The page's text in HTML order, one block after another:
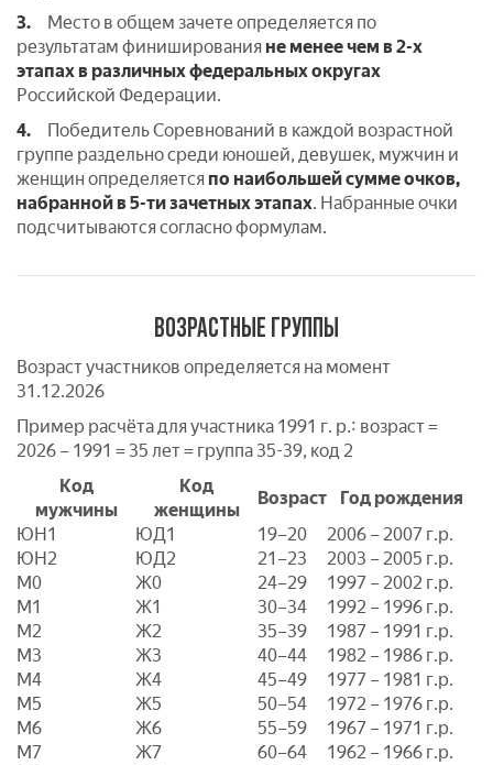
3. Место в общем зачете определяется по
результатам финиширования не менее чем в 2-х
этапах в различных федеральных округах
Российской Федерации.
4.
Победитель Соревнований в каждой возрастной
группе раздельно среди юношей, девушек, мужчин и
женщин определяется по наибольшей сумме очков,
набранной в 5-ти зачетных этапах. Набранные очки
подсчитываются согласно формулам.
ВОЗРАСТНЫЕ ГРУППЫ
Возраст участников определяется на момент
31.12.2026
Пример расчёта для участника 1991 г. р.: возраст =
2026 – 1991 = 35 лет = группа 35-39, код 2
Код
мужчины
Код
женщины
Возраст
Год рождения
ЮН1
ЮД1 19–20
2006 – 2007 г.р.
ЮН2
ЮД2 21–23
2003 – 2005 г.р.
M0
Ж0 24–29
1997 – 2002 г.р.
M1
Ж1 30–34
1992 – 1996 г.р.
M2
Ж2 35–39
1987 – 1991 г.р.
M3
Ж3 40–44
1982 – 1986 г.р.
M4
Ж4 45–49
1977 – 1981 г.р.
M5
Ж5 50–54
1972 – 1976 г.р.
M6
Ж6 55–59
1967 – 1971 г.р.
M7
Ж7 60–64
1962 – 1966 г.р.